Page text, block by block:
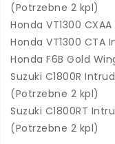
(Potrzebne 2 kpl)
Honda VT1300
Honda VT1300 CTA
Honda F6B Gold
Suzuki C1800R
(Potrzebne 2 kpl)
Suzuki C1800RT
(Potrzebne 2 kpl)